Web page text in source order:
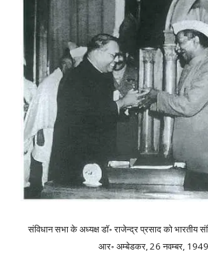
संविधान सभा के अध्यक्ष डॉ॰ राजेन्द्र प्रसाद को भारतीय
आर॰ अम्बेडकर, 26 नवम्बर, 1949